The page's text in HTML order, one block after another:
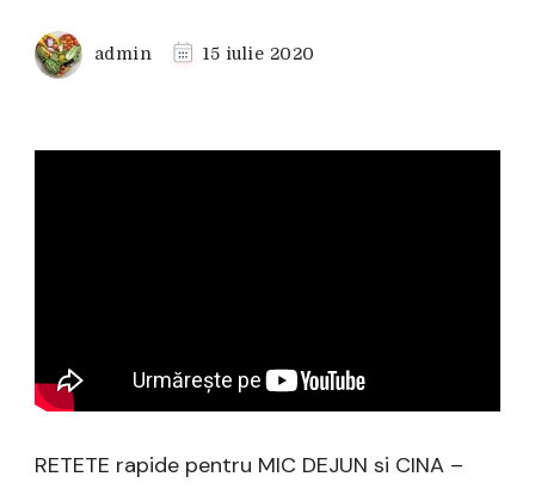
admin 15 iulie 2020
RETETE rapide pentru MIC DEJUN si CINA –